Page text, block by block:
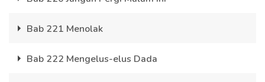
Bab 221 Menolak
Bab 222 Mengelus-elus Dada